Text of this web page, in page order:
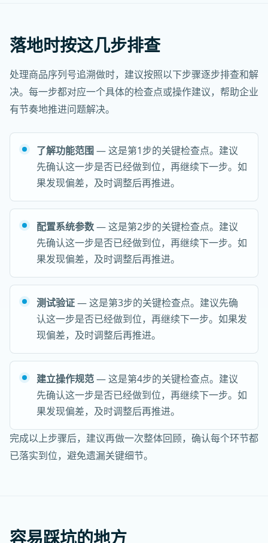
落地时按这几步排查
处理商品序列号追溯做时，建议按照以下步骤逐步排查和解
决。每一步都对应一个具体的检查点或操作建议，帮助企业
有节奏地推进问题解决。
了解功能范围 — 这是第1步的关键检查点。建议
先确认这一步是否已经做到位，再继续下一步。如
果发现偏差，及时调整后再推进。
配置系统参数— 这是第2步的关键检查点。建议
先确认这一步是否已经做到位，再继续下一步。如
果发现偏差，及时调整后再推进。
测试验证— 这是第3步的关键检查点。建议先确
认这一步是否已经做到位，再继续下一步。如果发
现偏差，及时调整后再推进。
建立操作规范— 这是第4步的关键检查点。建议
先确认这一步是否已经做到位，再继续下一步。如
果发现偏差，及时调整后再推进。
完成以上步骤后，建议再做一次整体回顾，确认每个环节都
已落实到位，避免遗漏关键细节。
容易踩坑的地方